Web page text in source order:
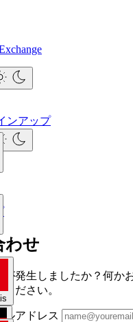
ンアップ
わせ
が発生しましたか？何か
ださい。
ルアドレス